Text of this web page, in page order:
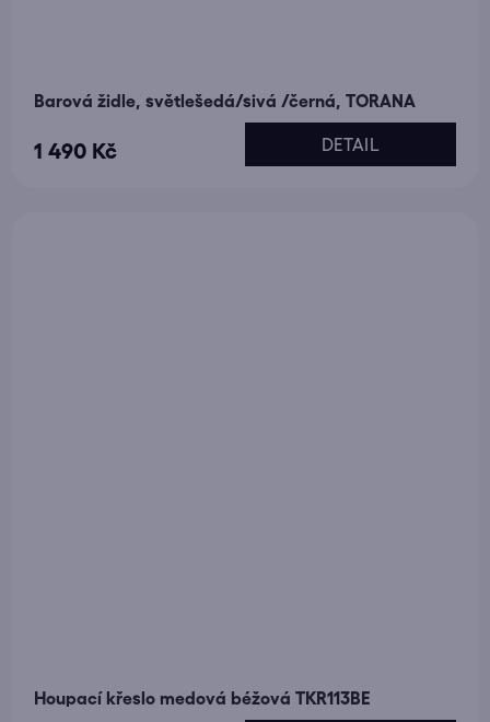
Barová židle, světlešedá/sivá /černá, TORANA
1 490 Kč DETAIL
Houpací křeslo medová béžová TKR113BE